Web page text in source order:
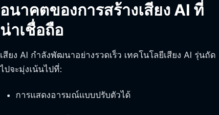
อนาคตของการสร้างเสียง AI ที่
น่าเชื่อถือ
เสียง AI กำลังพัฒนาอย่างรวดเร็ว เทคโนโลยีเสียง AI รุ่นถัด
ไปจะมุ่งเน้นไปที่:
การแสดงอารมณ์แบบปรับตัวได้